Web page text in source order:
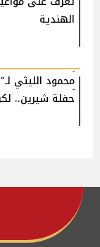
الهندية
محمود
حفلة شيرين..